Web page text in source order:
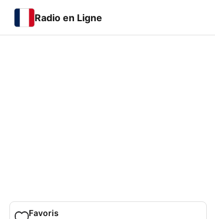
Radio en Ligne
Favoris